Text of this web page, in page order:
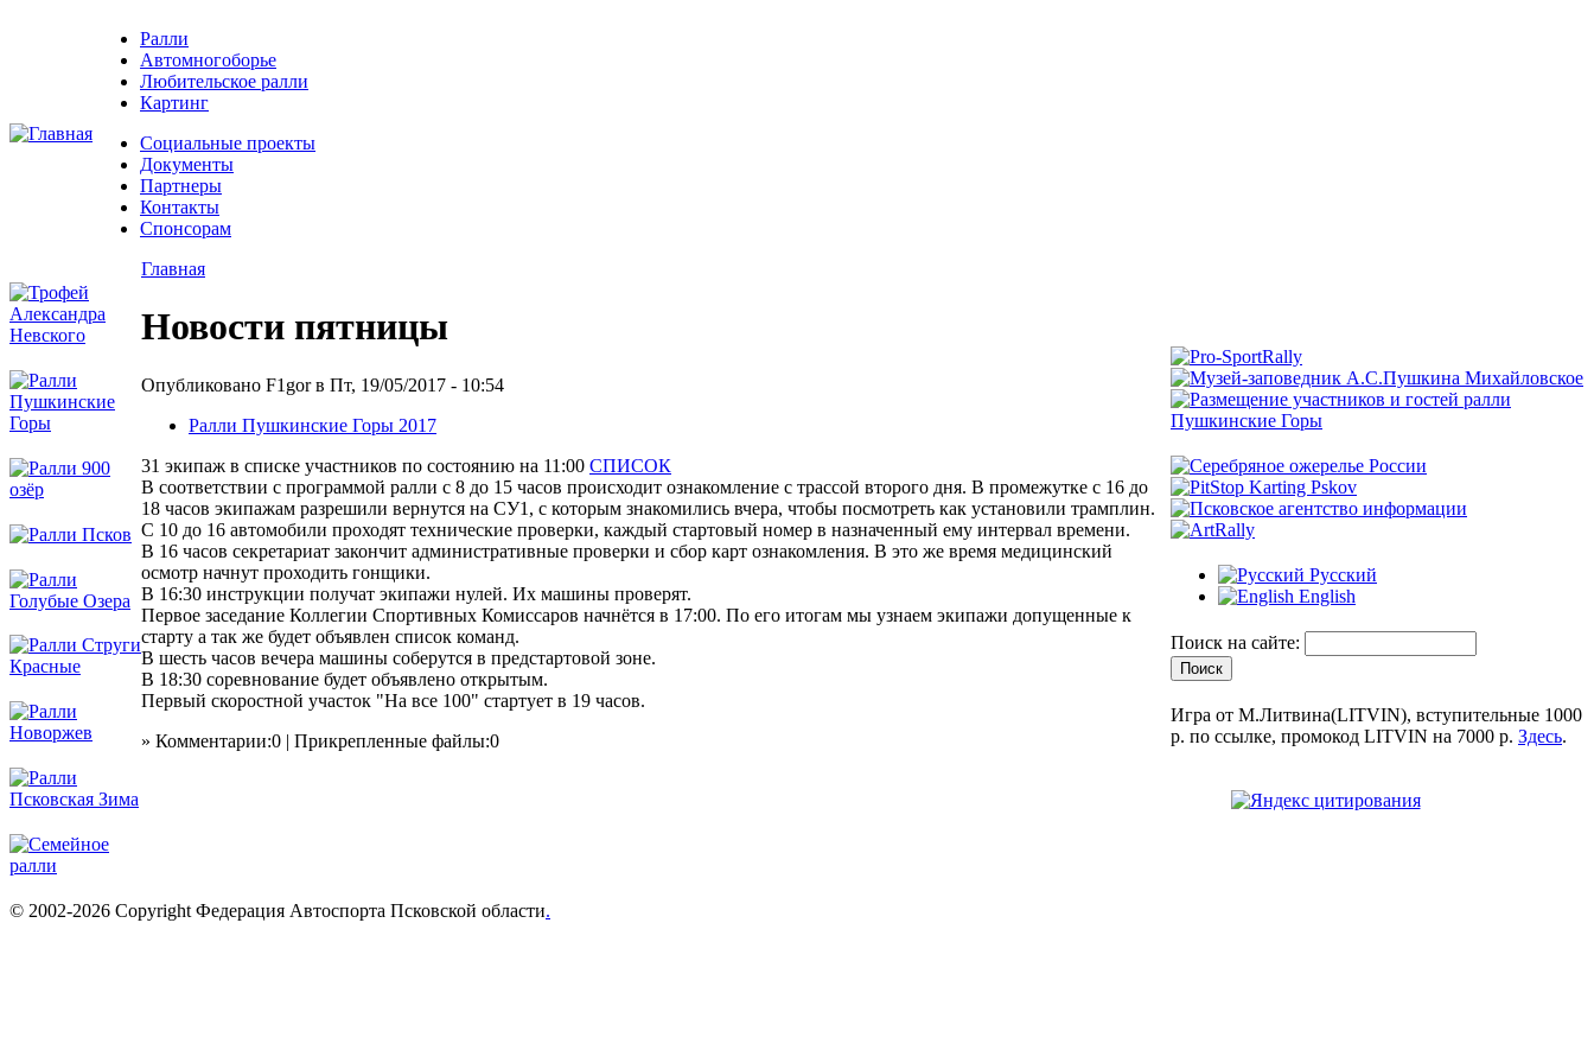
Ралли
Автомногоборье
Любительское ралли
Картинг
Социальные проекты
Документы
Партнеры
Контакты
Спонсорам
Главная
Новости пятницы
Опубликовано F1gor в Пт, 19/05/2017 - 10:54
Ралли Пушкинские Горы 2017
31 экипаж в списке участников по состоянию на 11:00 СПИСОК
В соответствии с программой ралли с 8 до 15 часов происходит ознакомление с трассой второго дня. В промежутке с 16 до
18 часов экипажам разрешили вернутся на СУ1, с которым знакомились вчера, чтобы посмотреть как установили трамплин.
С 10 до 16 автомобили проходят технические проверки, каждый стартовый номер в назначенный ему интервал времени.
В 16 часов секретариат закончит административные проверки и сбор карт ознакомления. В это же время медицинский
осмотр начнут проходить гонщики.
В 16:30 инструкции получат экипажи нулей. Их машины проверят.
Первое заседание Коллегии Спортивных Комиссаров начнётся в 17:00. По его итогам мы узнаем экипажи допущенные к
старту а так же будет объявлен список команд.
В шесть часов вечера машины соберутся в предстартовой зоне.
В 18:30 соревнование будет объявлено открытым.
Первый скоростной участок "На все 100" стартует в 19 часов.
» Комментарии:0 | Прикрепленные файлы:0
Русский
English
Поиск на сайте:
Игра от М.Литвина(LITVIN), вступительные 1000
р. по ссылке, промокод LITVIN на 7000 р. Здесь.
© 2002-2026 Copyright Федерация Автоспорта Псковской области.